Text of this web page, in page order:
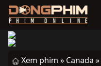
Xem phim » Canada »